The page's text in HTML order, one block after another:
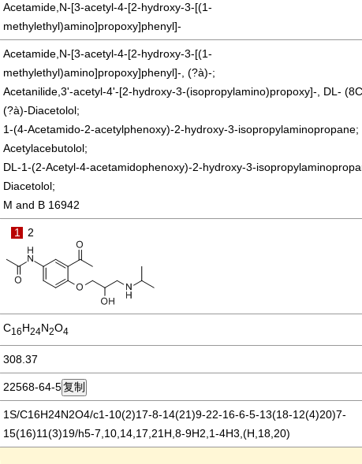
Acetamide,N-[3-acetyl-4-[2-hydroxy-3-[(1-
methylethyl)amino]propoxy]phenyl]-
Acetamide,N-[3-acetyl-4-[2-hydroxy-3-[(1-
methylethyl)amino]propoxy]phenyl]-, (?à)-;
Acetanilide,3'-acetyl-4'-[2-hydroxy-3-(isopropylamino)propoxy]-, DL-
(?à)-Diacetolol;
1-(4-Acetamido-2-acetylphenoxy)-2-hydroxy-3-isopropylaminopropane;
Acetylacebutolol;
DL-1-(2-Acetyl-4-acetamidophenoxy)-2-hydroxy-3-
Diacetolol;
M and B 16942
1 2
C16H24N2O4
308.37
22568-64-5
1S/C16H24N2O4/c1-10(2)17-8-14(21)9-22-16-6-5-13(18-12(4)20)7-
15(16)11(3)19/h5-7,10,14,17,21H,8-9H2,1-4H3,(H,18,20)